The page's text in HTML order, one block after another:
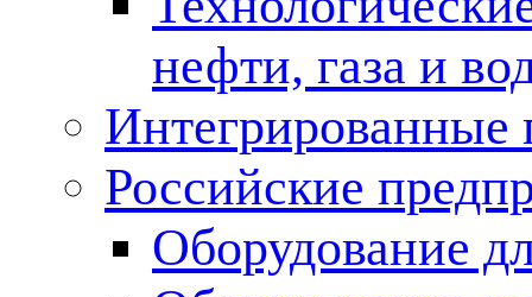
нефти, газа и
Российские
Оборудование